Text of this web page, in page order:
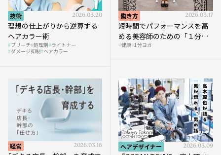
技術 2026.03.20
理想の仕上がりから逆算する
ヘアカラー術
ブリーチ 処理剤 ライトナー
ダメージ抑制 ヘアカラー
働き方 2026.03.17
短時間でパフォーマンスを高
める美容師のための「１分ヨ
ガ」講座｜実践編
健康 1分ヨガ
経営 2026.03.16 ヘアデザイナー 2026.03.09